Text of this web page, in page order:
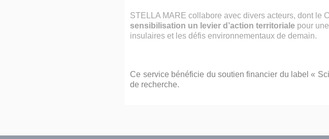
STELLA MARE collabore avec divers acteurs, dont le
sensibilisation un levier d’action territoriale pour
insulaires et les défis environnementaux de demain.
Ce service bénéficie du soutien financier du label «
de recherche.